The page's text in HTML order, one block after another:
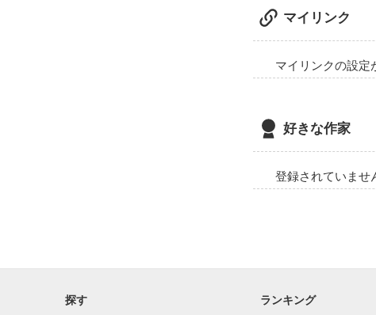
マイリンク
マイリンクの設定
好きな作家
登録されていませ
探す ランキング